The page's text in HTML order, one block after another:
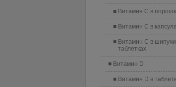
Витамин C в
Витамин C в
Витамин C в
таблетках
Витамин D
Витамин D в